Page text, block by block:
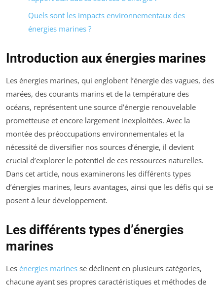
Quels sont les impacts environnementaux des
énergies marines ?
Introduction aux énergies marines
Les énergies marines, qui englobent l’énergie des vagues, des
marées, des courants marins et de la température des
océans, représentent une source d’énergie renouvelable
prometteuse et encore largement inexploitées. Avec la
montée des préoccupations environnementales et la
nécessité de diversifier nos sources d’énergie, il devient
crucial d’explorer le potentiel de ces ressources naturelles.
Dans cet article, nous examinerons les différents types
d’énergies marines, leurs avantages, ainsi que les défis qui se
posent à leur développement.
Les différents types d’énergies
marines
Les énergies marines se déclinent en plusieurs catégories,
chacune ayant ses propres caractéristiques et méthodes de